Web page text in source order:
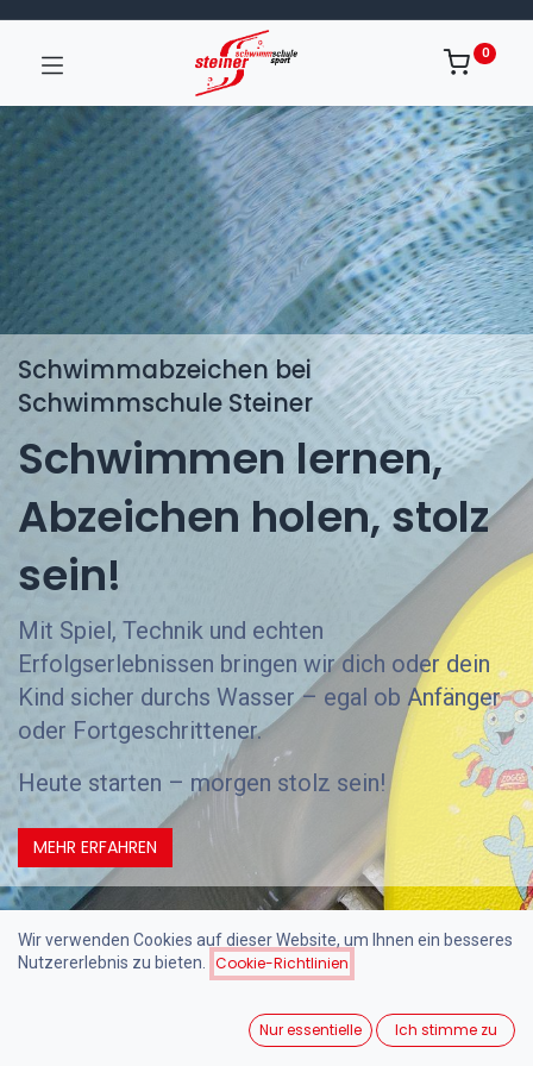
0
Schwimmabzeichen bei
Schwimmschule Steiner
Schwimmen lernen,
Abzeichen holen, stolz
sein!
Mit Spiel, Technik und echten
Erfolgserlebnissen bringen wir dich oder dein
Kind sicher durchs Wasser – egal ob Anfänger
oder Fortgeschrittener.
Heute starten – morgen stolz sein!
MEHR ERFAHREN
Wir verwenden Cookies auf dieser Website, um Ihnen ein besseres
Nutzererlebnis zu bieten.
Cookie-Richtlinien
Nur essentielle Ich stimme zu